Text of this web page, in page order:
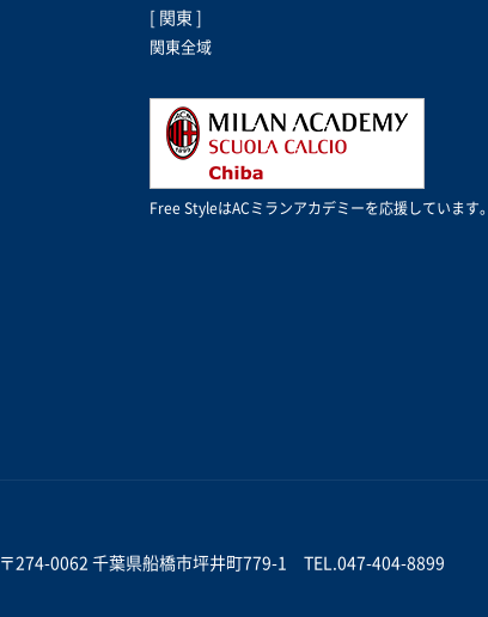
[ 関東 ]
関東全域
Free StyleはACミランアカデミーを応援しています。
〒274-0062 千葉県船橋市坪井町779-1 TEL.047-404-8899